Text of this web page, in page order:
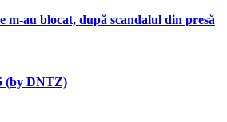
m-au blocat, după scandalul din presă
(by DNTZ)